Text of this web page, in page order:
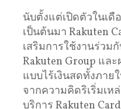
นับตั้งแต่เปิดตัวในเ
เป็นต้นมา Rakuten
เสริมการใช้งานร่วม
Rakuten Group แล
แบบไร้เงินสดทั้งภา
จากความคิดริเริ่มเห
บริการ Rakuten